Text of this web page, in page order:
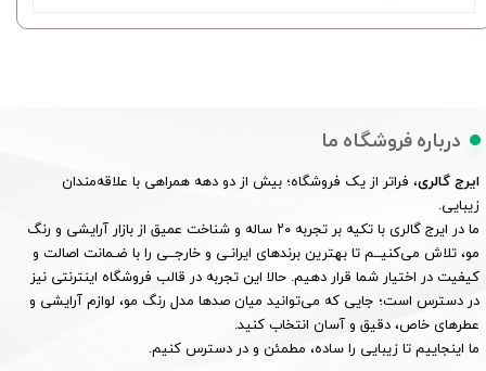
درباره فروشگاه ما
ایرج گالری، فراتر از یک فروشگاه؛ بیش از دو دهه همراهی با علاقه‌مندان
زیبایی.
ما در ایرج گالری با تکیه بر تجربه ۲۰ ساله و شناخت عمیق از بازار آرایشی و رنگ
مو، تلاش می‌کنیــم تا بهترین برندهای ایرانـی و خارجــی را با ضـمانت اصالت و
کیفیت در اختیار شما قرار دهیم. حالا این تجربه در قالب فروشگاه اینترنتی نیز
در دسترس است؛ جایی که می‌توانید میان صدها مدل رنگ مو، لوازم آرایشی و
عطرهای خاص، دقیق و آسان انتخاب کنید.
ما اینجاییم تا زیبایی را ساده، مطمئن و در دسترس کنیم.